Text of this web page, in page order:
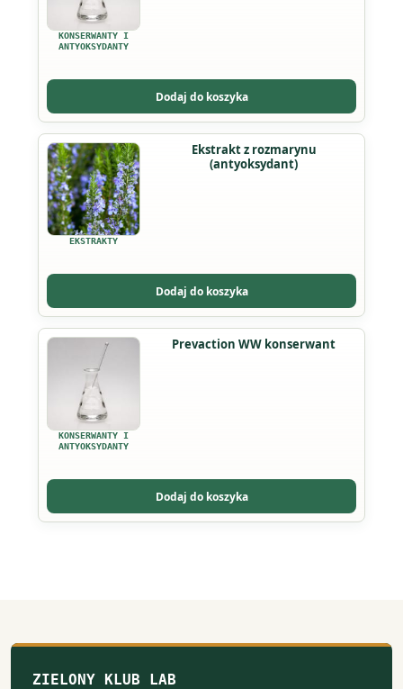
KONSERWANTY I
ANTYOKSYDANTY
Dodaj do koszyka
EKSTRAKTY
Ekstrakt z rozmarynu
(antyoksydant)
Dodaj do koszyka
Ten
produkt
ma
wiele
wariantów.
można
wybrać
na
stronie
produktu
KONSERWANTY I
ANTYOKSYDANTY
Prevaction WW konserwant
Dodaj do koszyka
ZIELONY KLUB LAB